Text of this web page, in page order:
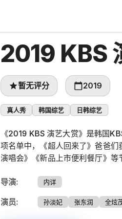
2019 KBS
暂无评分 2019
真人秀 韩国综艺 日韩综艺
《2019 KBS 演艺大赏》是韩国
项名单中，《超人回来了》爸爸
演唱会》《新品上市便利餐厅》等
导演: 内详
演员: 孙淡妃 张东润 全炫